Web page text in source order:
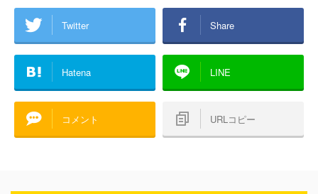
Twitter Share
Hatena LINE
コメント URLコピー